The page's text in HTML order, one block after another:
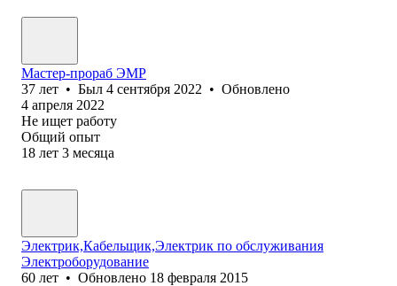
Мастер-прораб ЭМР
37 лет • Был 4 сентября 2022 • Обновлено
4 апреля 2022
Не ищет работу
Общий опыт
18 лет 3 месяца
Электрик,Кабельщик,Электрик по обслуживания
Электроборудование
60 лет • Обновлено 18 февраля 2015